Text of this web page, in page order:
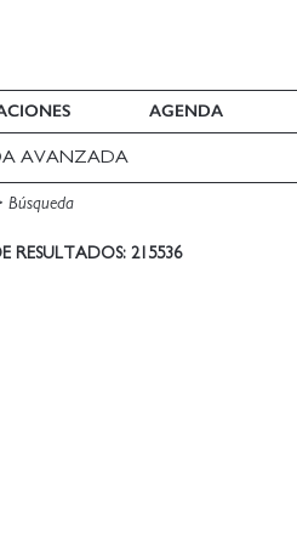
AGENDA
AVANZADA
Búsqueda
RESULTADOS: 215536